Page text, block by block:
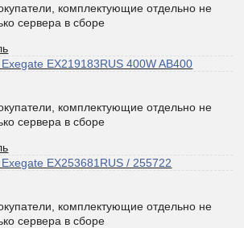
комплектующие отдельно не
сервера в сборе
EX219183RUS 400W AB400
комплектующие отдельно не
сервера в сборе
EX253681RUS / 255722
комплектующие отдельно не
сервера в сборе